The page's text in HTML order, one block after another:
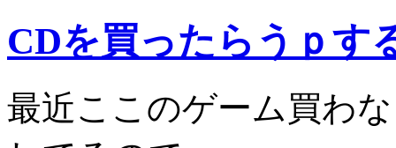
CDを買ったらうｐす
最近ここのゲーム買わ